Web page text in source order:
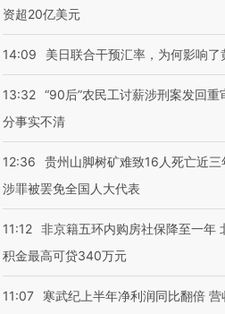
资超20亿美元
14:09 美日联合干预汇率，为何影响了
13:32 “90后”农民工讨薪涉刑案发回重
分事实不清
12:36
贵州山脚树矿难致16人死亡近三
涉罪被罢免全国人大代表
11:12 非京籍五环内购房社保降至一年
积金最高可贷340万元
11:07
寒武纪上半年净利润同比翻倍 营